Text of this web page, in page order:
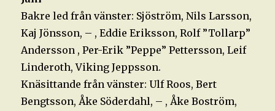
Bakre led från vänster: Sjöström, Nils Larsson,
Kaj Jönsson, – , Eddie Eriksson, Rolf ”Tollarp”
Andersson , Per-Erik ”Peppe” Pettersson, Leif
Linderoth, Viking Jeppsson.
Knäsittande från vänster: Ulf Roos, Bert
Bengtsson, Åke Söderdahl, – , Åke Boström,